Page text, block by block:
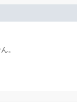
。